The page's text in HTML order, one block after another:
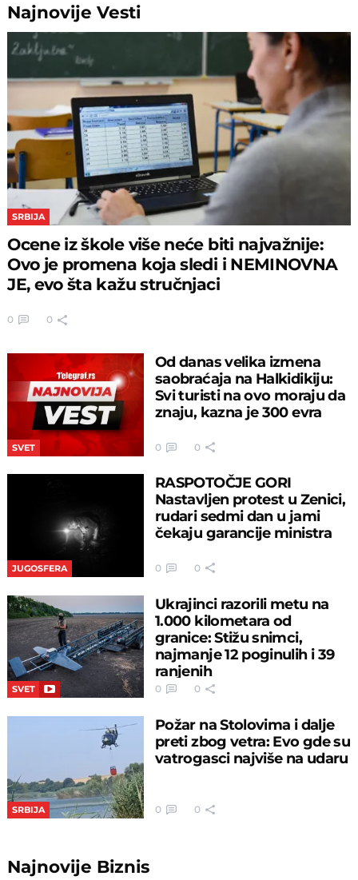
NajnovijeVesti
SRBIJA
Ocene iz škole više neće biti najvažnije:
Ovo je promena koja sledi i NEMINOVNA
JE, evo šta kažu stručnjaci
0 0
SVET
Od danas velika izmena
saobraćaja na Halkidikiju:
Svi turisti na ovo moraju da
znaju, kazna je 300 evra
0 0
JUGOSFERA
RASPOTOČJE GORI
Nastavljen protest u Zenici,
rudari sedmi dan u jami
čekaju garancije ministra
0 0
SVET
Ukrajinci razorili metu na
1.000 kilometara od
granice: Stižu snimci,
najmanje 12 poginulih i 39
ranjenih
0 0
SRBIJA
Požar na Stolovima i dalje
preti zbog vetra: Evo gde su
vatrogasci najviše na udaru
0 0
Najnovije Biznis